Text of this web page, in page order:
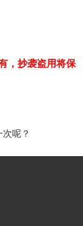
，抄袭盗用将保
呢？